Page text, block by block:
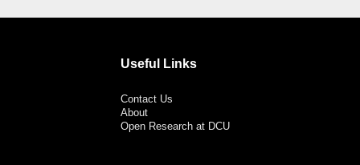
Useful Links
Contact Us
About
Open Research at DCU